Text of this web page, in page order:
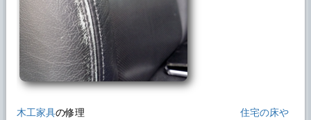
ブログに 「◆フィアット ハンドル擦れ」を
追加しました。
2025年5月19日
ブログに 「◆クラウン ドア内張り破れ」を
追加しました。
ブログに 「◆ゴルフヘッドライト」を追加
木工家具の修理 住宅の床や